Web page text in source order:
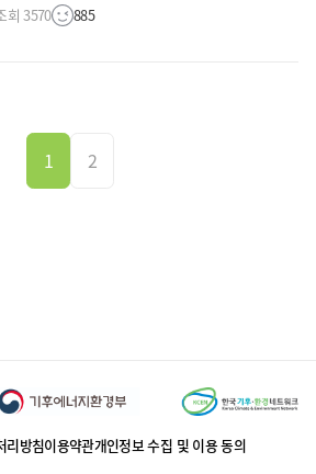
회 3570 885
1 2
리방침이용약관개인정보 수집 및 이용 동의